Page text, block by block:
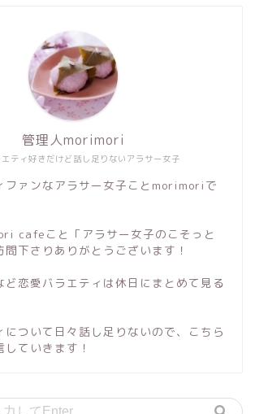
ティ好きだけど話し足りないアラサー女子
管理人morimori
ファンなアラサー女子ことmorimoriで
cafeこと「アラサー女子のこそっと
問下さりありがとうございます！
ど恋愛バラエティは休日にまとめて見る
について日々話し足りないので、こちら
ていきます！